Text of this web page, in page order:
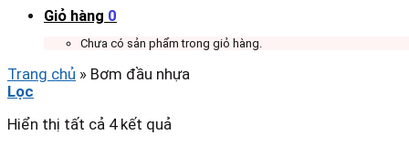
Giỏ hàng 0
Chưa có sản phẩm trong giỏ hàng.
Trang chủ » Bơm đầu nhựa
Lọc
Hiển thị tất cả 4 kết quả